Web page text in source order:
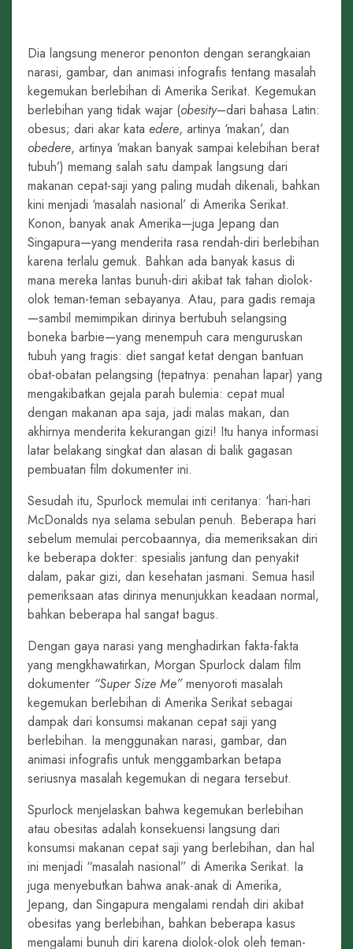
Dia langsung meneror penonton dengan serangkaian
narasi, gambar, dan animasi infografis tentang masalah
kegemukan berlebihan di Amerika Serikat. Kegemukan
berlebihan yang tidak wajar (obesity–dari bahasa Latin:
obesus; dari akar kata edere, artinya ‘makan’, dan
obedere, artinya ‘makan banyak sampai kelebihan berat
tubuh’) memang salah satu dampak langsung dari
makanan cepat-saji yang paling mudah dikenali, bahkan
kini menjadi ‘masalah nasional’ di Amerika Serikat.
Konon, banyak anak Amerika—juga Jepang dan
Singapura—yang menderita rasa rendah-diri berlebihan
karena terlalu gemuk. Bahkan ada banyak kasus di
mana mereka lantas bunuh-diri akibat tak tahan diolok-
olok teman-teman sebayanya. Atau, para gadis remaja
—sambil memimpikan dirinya bertubuh selangsing
boneka barbie—yang menempuh cara menguruskan
tubuh yang tragis: diet sangat ketat dengan bantuan
obat-obatan pelangsing (tepatnya: penahan lapar) yang
mengakibatkan gejala parah bulemia: cepat mual
dengan makanan apa saja, jadi malas makan, dan
akhirnya menderita kekurangan gizi! Itu hanya informasi
latar belakang singkat dan alasan di balik gagasan
pembuatan film dokumenter ini.
Sesudah itu, Spurlock memulai inti ceritanya: ‘hari-hari
McDonalds nya selama sebulan penuh. Beberapa hari
sebelum memulai percobaannya, dia memeriksakan diri
ke beberapa dokter: spesialis jantung dan penyakit
dalam, pakar gizi, dan kesehatan jasmani. Semua hasil
pemeriksaan atas dirinya menunjukkan keadaan normal,
bahkan beberapa hal sangat bagus.
Dengan gaya narasi yang menghadirkan fakta-fakta
yang mengkhawatirkan, Morgan Spurlock dalam film
dokumenter “Super Size Me”menyoroti masalah
kegemukan berlebihan di Amerika Serikat sebagai
dampak dari konsumsi makanan cepat saji yang
berlebihan. Ia menggunakan narasi, gambar, dan
animasi infografis untuk menggambarkan betapa
seriusnya masalah kegemukan di negara tersebut.
Spurlock menjelaskan bahwa kegemukan berlebihan
atau obesitas adalah konsekuensi langsung dari
konsumsi makanan cepat saji yang berlebihan, dan hal
ini menjadi “masalah nasional” di Amerika Serikat. Ia
juga menyebutkan bahwa anak-anak di Amerika,
Jepang, dan Singapura mengalami rendah diri akibat
obesitas yang berlebihan, bahkan beberapa kasus
mengalami bunuh diri karena diolok-olok oleh teman-